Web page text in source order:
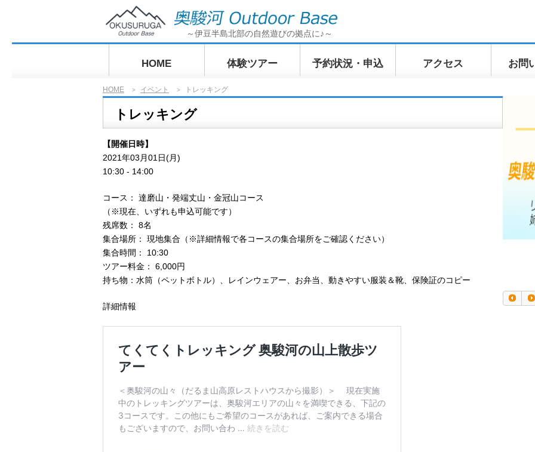
～伊豆半島北部の自然遊びの拠点に♪～
HOME 体験ツアー
ぷかぷ
予約状況・申込 アクセス お問
HOME > イベント > トレッキング
トレッキング
【開催日時】
2021年03月01日(月)
10:30 - 14:00
コース： 達磨山・発端丈山・金冠山コース
（※現在、いずれも申込可能です）
残席数： 8名
集合場所： 現地集合（※詳細情報で各コースの集合場所をご確認ください）
集合時間： 10:30
ツアー料金： 6,000円
持ち物：水筒（ペットボトル）、レインウェアー、お弁当、動きやすい服装＆靴、保険証のコピー
詳細情報